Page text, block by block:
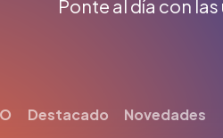
Ponte al día con
Destacado Novedades